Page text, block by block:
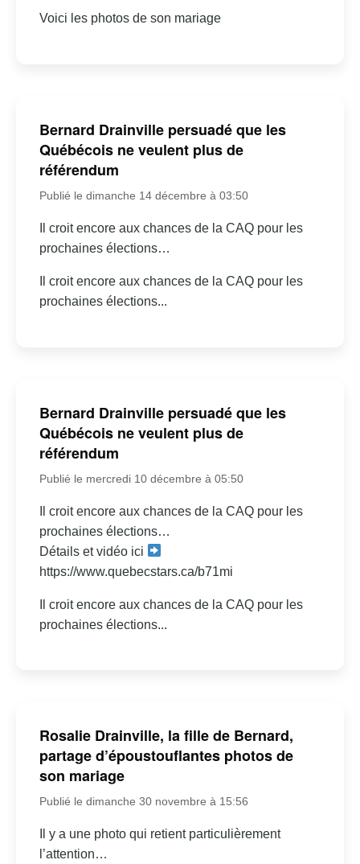
Voici les photos de son mariage
Bernard Drainville persuadé que les
Québécois ne veulent plus de
référendum
Publié le dimanche 14 décembre à 03:50
Il croit encore aux chances de la CAQ pour les
prochaines élections…
Il croit encore aux chances de la CAQ pour les
prochaines élections...
Bernard Drainville persuadé que les
Québécois ne veulent plus de
référendum
Publié le mercredi 10 décembre à 05:50
Il croit encore aux chances de la CAQ pour les
prochaines élections…
Détails et vidéo ici
https://www.quebecstars.ca/b71mi
Il croit encore aux chances de la CAQ pour les
prochaines élections...
Rosalie Drainville, la fille de Bernard,
partage d’époustouflantes photos de
son mariage
Publié le dimanche 30 novembre à 15:56
Il y a une photo qui retient particulièrement
l’attention…